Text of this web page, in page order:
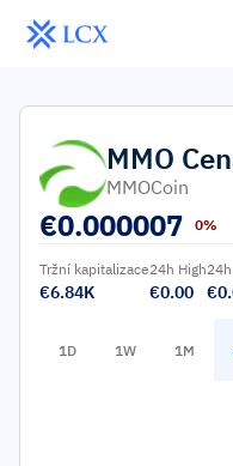
MMO
MMOCoin
€0.000007 0%
Tržní kapitalizace
€6.84K
24h High
€0.00
1D 1W 1M